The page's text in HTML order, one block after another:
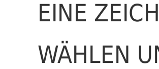
EINE
WÄHLEN